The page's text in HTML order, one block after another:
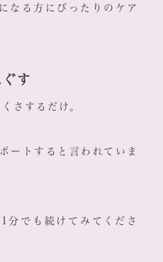
なる方にぴったりのケア
す
さするだけ。
ートすると言われていま
分でも続けてみてくださ